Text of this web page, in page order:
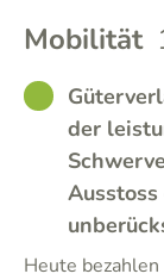
Mobilität
GOOD
der
Heute